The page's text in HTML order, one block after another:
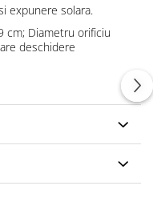
expunere solara.
cm; Diametru orificiu
deschidere